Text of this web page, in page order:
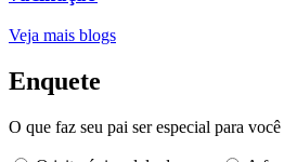
Veja mais blogs
Enquete
O que faz seu pai ser especial para você